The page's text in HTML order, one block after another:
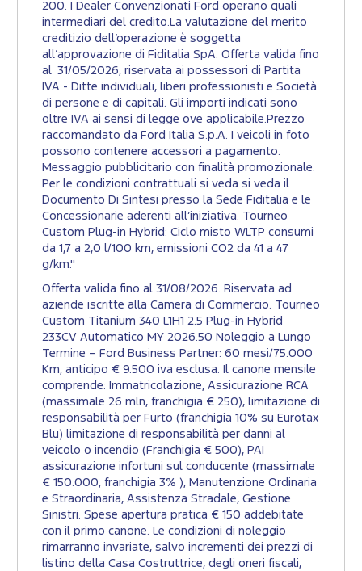
200. I Dealer Convenzionati Ford operano quali
intermediari del credito.La valutazione del merito
creditizio dell’operazione è soggetta
all’approvazione di Fiditalia SpA. Offerta valida fino
al 31/05/2026, riservata ai possessori di Partita
IVA - Ditte individuali, liberi professionisti e Società
di persone e di capitali. Gli importi indicati sono
oltre IVA ai sensi di legge ove applicabile.Prezzo
raccomandato da Ford Italia S.p.A. I veicoli in foto
possono contenere accessori a pagamento.
Messaggio pubblicitario con finalità promozionale.
Per le condizioni contrattuali si veda si veda il
Documento Di Sintesi presso la Sede Fiditalia e le
Concessionarie aderenti all’iniziativa. Tourneo
Custom Plug-in Hybrid: Ciclo misto WLTP consumi
da 1,7 a 2,0 l/100 km, emissioni CO2 da 41 a 47
g/km."
Offerta valida fino al 31/08/2026. Riservata ad
aziende iscritte alla Camera di Commercio. Tourneo
Custom Titanium 340 L1H1 2.5 Plug-in Hybrid
233CV Automatico MY 2026.50 Noleggio a Lungo
Termine – Ford Business Partner: 60 mesi/75.000
Km, anticipo € 9.500 iva esclusa. Il canone mensile
comprende: Immatricolazione, Assicurazione RCA
(massimale 26 mln, franchigia € 250), limitazione di
responsabilità per Furto (franchigia 10% su Eurotax
Blu) limitazione di responsabilità per danni al
veicolo o incendio (Franchigia € 500), PAI
assicurazione infortuni sul conducente (massimale
€ 150.000, franchigia 3% ), Manutenzione Ordinaria
e Straordinaria, Assistenza Stradale, Gestione
Sinistri. Spese apertura pratica € 150 addebitate
con il primo canone. Le condizioni di noleggio
rimarranno invariate, salvo incrementi dei prezzi di
listino della Casa Costruttrice, degli oneri fiscali,